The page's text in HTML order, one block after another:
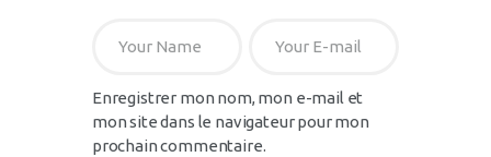
6 DÉCEMBRE 2018
682 VIEWS
Enregistrer mon nom, mon e-mail et
mon site dans le navigateur pour mon
prochain commentaire.